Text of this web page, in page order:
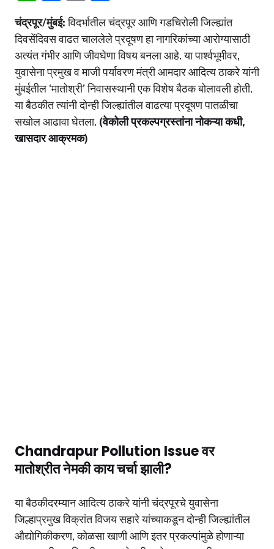
at
s
A
p
p
a
c
e
b
o
o
k
o
p
y
Li
n
k
ar
e
चंद्रपूर/मुंबई:विदर्भातील चंद्रपूर आणि गडचिरोली जिल्ह्यांत
दिवसेंदिवस वाढत चाललेले प्रदूषण हा नागरिकांच्या आरोग्यासाठी
अत्यंत गंभीर आणि जीवघेणा विषय बनला आहे. या पार्श्वभूमीवर,
युवासेना प्रमुख व माजी पर्यावरण मंत्री आमदारआदित्य ठाकरेयांनी
मुंबईतील ‘मातोश्री’ निवासस्थानी एक विशेष बैठक बोलावली होती.
या बैठकीत त्यांनी दोन्ही जिल्ह्यांतील वाढत्या प्रदूषण पातळीचा
सखोल आढावा घेतला. (वेकोली प्रकल्पग्रस्तांना नोकऱ्या कधी,
खासदार आक्रमक)
Chandrapur Pollution Issue वर
मातोश्रीत नेमकी काय चर्चा झाली?
या बैठकीदरम्यान आदित्य ठाकरे यांनी चंद्रपूरचे युवासेना
जिल्हाप्रमुख विक्रांत विजय सहारे यांच्याकडून दोन्ही जिल्ह्यांतील
औद्योगिकीकरण, कोळसा खाणी आणि इतर प्रकल्पांमुळे होणाऱ्या